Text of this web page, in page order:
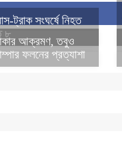
ট্রাক সংঘর্ষে নিহত
৮
আক্রমণ, তবুও
ফলনের প্রত্যাশা